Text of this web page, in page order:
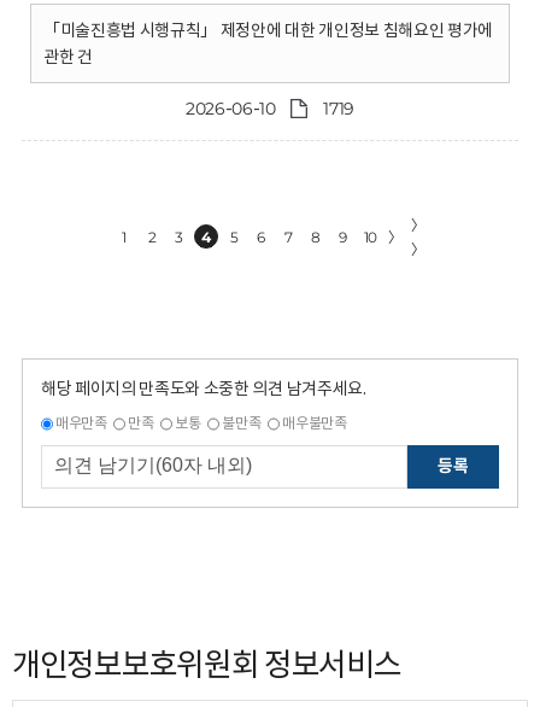
「미술진흥법 시행규칙」 제정안에 대한 개인정보 침해요인 평가에
관한 건
2026-06-10 1719
1 2 3 4 5 6 7 8 9 10 〉
〉
〉
해당 페이지의 만족도와 소중한 의견 남겨주세요.
매우만족 만족 보통 불만족 매우불만족
등록
개인정보보호위원회 정보서비스